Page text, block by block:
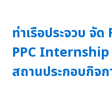
ท่าเรือประจวบ จั
PPC Internship
สถานประกอบกิจก